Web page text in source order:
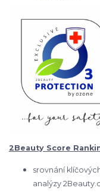
2Beauty Score
srovnání
analýzy